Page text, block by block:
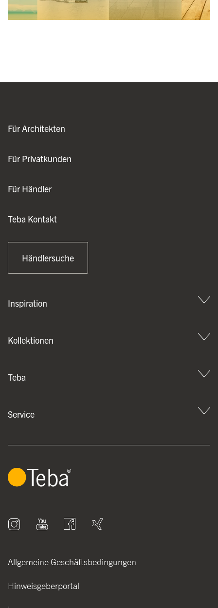
Für Architekten
Für Privatkunden
Für Händler
Teba Kontakt
Händlersuche
Inspiration
Kollektionen
Teba
Service
Allgemeine Geschäftsbedingungen
Hinweisgeberportal